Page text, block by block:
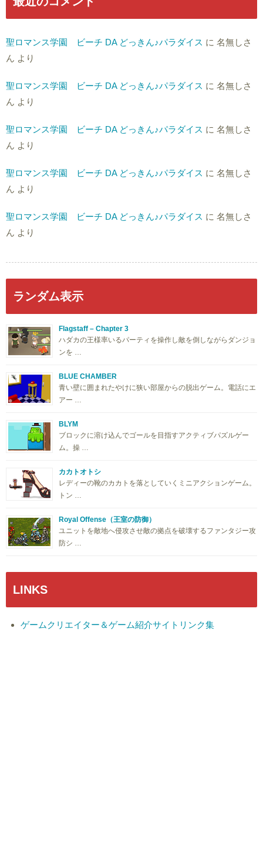
聖ロマンス学園 ビーチ DA どっきん♪パラダイス に 名無しさ
ん より
聖ロマンス学園 ビーチ DA どっきん♪パラダイス に 名無しさ
ん より
聖ロマンス学園 ビーチ DA どっきん♪パラダイス に 名無しさ
ん より
聖ロマンス学園 ビーチ DA どっきん♪パラダイス に 名無しさ
ん より
聖ロマンス学園 ビーチ DA どっきん♪パラダイス に 名無しさ
ん より
ランダム表示
Flagstaff – Chapter 3
ハダカの王様率いるパーティを操作し敵を倒しながらダンジョ
ンを …
BLUE CHAMBER
青い壁に囲まれたやけに狭い部屋からの脱出ゲーム。電話にエ
アー …
BLYM
ブロックに溶け込んでゴールを目指すアクティブパズルゲー
ム。操 …
カカトオトシ
レディーの靴のカカトを落としていくミニアクションゲーム。
トン …
Royal Offense（王室の防御）
ユニットを敵地へ侵攻させ敵の拠点を破壊するファンタジー攻
防シ …
LINKS
ゲームクリエイター＆ゲーム紹介サイトリンク集